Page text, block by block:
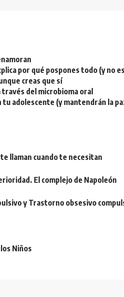
por qué pospones todo (y no
creas que sí
del microbioma oral
adolescente (y mantendrán la
llaman cuando te necesitan
El complejo de Napoleón
y Trastorno obsesivo
Niños